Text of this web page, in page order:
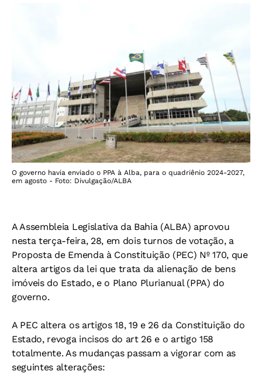
O governo havia enviado o PPA à Alba, para o quadriênio 2024-2027,
em agosto - Foto: Divulgação/ALBA
A Assembleia Legislativa da Bahia (ALBA) aprovou
nesta terça-feira, 28, em dois turnos de votação, a
Proposta de Emenda à Constituição (PEC) Nº 170, que
altera artigos da lei que trata da alienação de bens
imóveis do Estado, e o Plano Plurianual (PPA) do
governo.
A PEC altera os artigos 18, 19 e 26 da Constituição do
Estado, revoga incisos do art 26 e o artigo 158
totalmente. As mudanças passam a vigorar com as
seguintes alterações: